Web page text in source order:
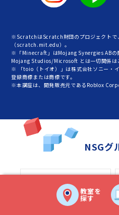
教室を
探す
※ScratchはScratch財団のプロジェクトで
（scratch.mit.edu）。
※「Minecraft」はMojang Synergies ABの
Mojang Studios/Microsoft とは一切関係は
※ 「toio（トイオ）」は株式会社ソニー・
登録商標または商標です。
※本講座は、開発販売元であるRoblox
NSGグ
事業創造大学院大学